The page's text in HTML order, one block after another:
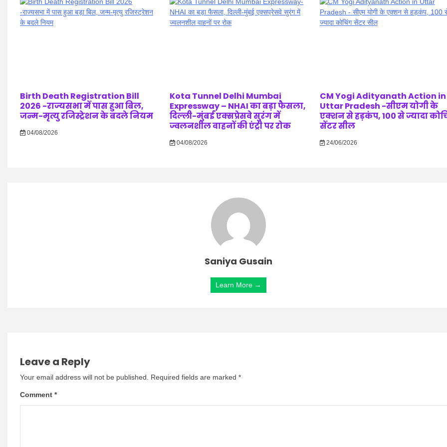
Birth Death Registration Bill
2026 -राज्यसभा में पास हुआ बिल,
जन्म-मृत्यु रजिस्ट्रेशन के बदले नियम
04/08/2026
Kota Tunnel Delhi Mumbai
Expressway – NHAI का बड़ा फैसला,
दिल्ली-मुंबई एक्सप्रेसवे सुरंग में
ज्वलनशील वाहनों की एंट्री पर रोक
04/08/2026
CM Yogi Adityanath Action in
Uttar Pradesh -सीएम योगी के
एक्शन से हड़कंप, 100 से ज्यादा
सेंटर सील
24/06/2026
Saniya Gusain
Learn More →
Leave a Reply
Your email address will not be published. Required fields are marked *
Comment *